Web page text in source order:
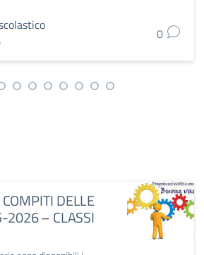
0
DELLE
2026 – CLASSI